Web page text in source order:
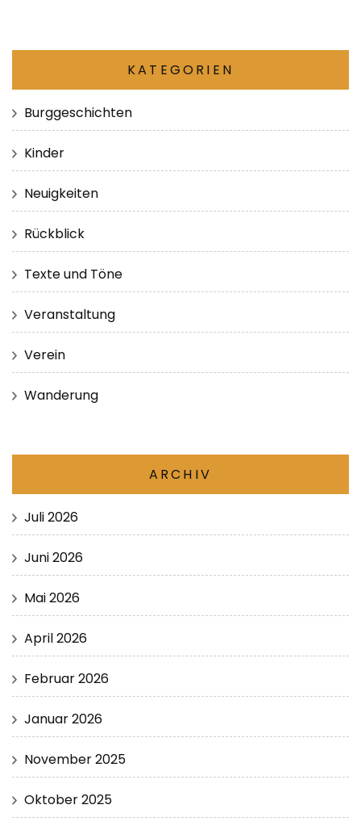
KATEGORIEN
Burggeschichten
Kinder
Neuigkeiten
Rückblick
Texte und Töne
Veranstaltung
Verein
Wanderung
ARCHIV
Juli 2026
Juni 2026
Mai 2026
April 2026
Februar 2026
Januar 2026
November 2025
Oktober 2025